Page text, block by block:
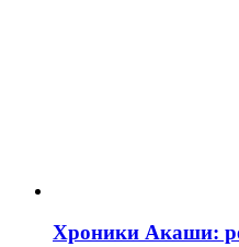
Хроники Акаши: